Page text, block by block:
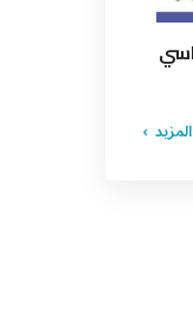
المزيد